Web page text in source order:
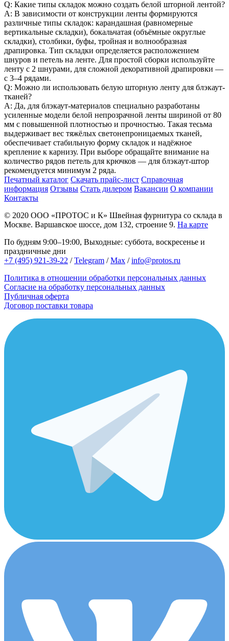
Q: Какие типы складок можно создать белой шторной лентой?
A: В зависимости от конструкции ленты формируются
различные типы складок: карандашная (равномерные
вертикальные складки), бокальчатая (объёмные округлые
складки), столбики, буфы, тройная и волнообразная
драпировка. Тип складки определяется расположением
шнуров и петель на ленте. Для простой сборки используйте
ленту с 2 шнурами, для сложной декоративной драпировки —
с 3–4 рядами.
Q: Можно ли использовать белую шторную ленту для блэкаут-
тканей?
A: Да, для блэкаут-материалов специально разработаны
усиленные модели белой непрозрачной ленты шириной от 80
мм с повышенной плотностью и прочностью. Такая тесьма
выдерживает вес тяжёлых светонепроницаемых тканей,
обеспечивает стабильную форму складок и надёжное
крепление к карнизу. При выборе обращайте внимание на
количество рядов петель для крючков — для блэкаут-штор
рекомендуется минимум 2 ряда.
Печатный каталог Скачать прайс-лист Справочная
информация Отзывы Стать дилером Вакансии О компании
Контакты
© 2020 ООО «ПРОТОС и К» Швейная фурнитура со склада в
Москве. Варшавское шоссе, дом 132, строение 9. На карте
По будням 9:00–19:00, Выходные: суббота, воскресенье и
праздничные дни
+7 (495) 921-39-22 /Telegram /Max /info@protos.ru
Политика в отношении обработки персональных данных
Согласие на обработку персональных данных
Публичная оферта
Договор поставки товара